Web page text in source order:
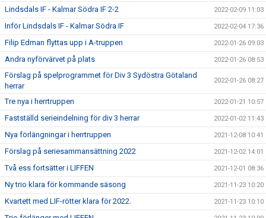
Lindsdals IF - Kalmar Södra IF 2-2 2022-02-09 11:03
Inför Lindsdals IF - Kalmar Södra IF 2022-02-04 17:36
Filip Edman flyttas upp i A-truppen 2022-01-26 09:03
Andra nyförvärvet på plats 2022-01-26 08:53
Förslag på spelprogrammet för Div 3 Sydöstra Götaland
herrar
2022-01-26 08:27
Tre nya i herrtruppen 2022-01-21 10:57
Fastställd serieindelning för div 3 herrar 2022-01-02 11:43
Nya förlängningar i herrtruppen 2021-12-08 10:41
Förslag på seriesammansättning 2022 2021-12-02 14:01
Två ess fortsätter i LIFFEN 2021-12-01 08:36
Ny trio klara för kommande säsong 2021-11-23 10:20
Kvartett med LIF-rötter klara för 2022. 2021-11-23 10:10